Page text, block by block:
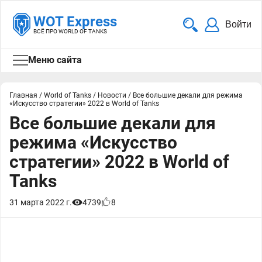
WOT Express
ВСЁ ПРО WORLD OF TANKS
Войти
Меню сайта
Главная / World of Tanks / Новости / Все большие декали для режима
«Искусство стратегии» 2022 в World of Tanks
Все большие декали для
режима «Искусство
стратегии» 2022 в World of
Tanks
31 марта 2022 г. 4739 8